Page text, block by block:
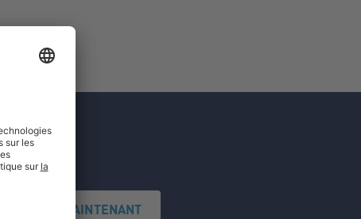
S'INSCRIRE MAINTENANT